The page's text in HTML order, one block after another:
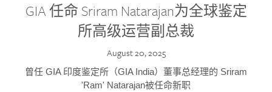
GIA 任命 Sriram Natarajan为全球鉴定
所高级运营副总裁
August 20, 2025
曾任 GIA 印度鉴定所（GIA India）董事总经理的 Sriram
'Ram' Natarajan被任命新职